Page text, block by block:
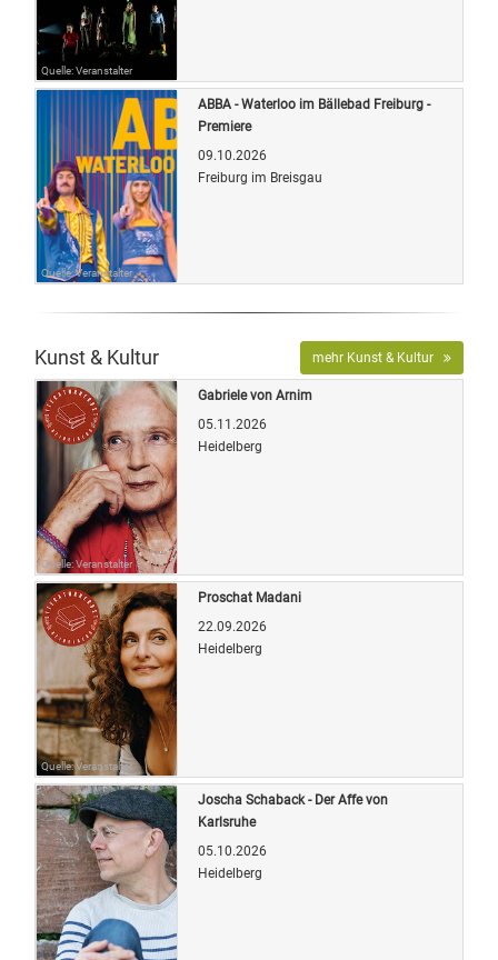
Quelle: Veranstalter
Quelle: Veranstalter
ABBA - Waterloo im Bällebad Freiburg -
Premiere
09.10.2026
Freiburg im Breisgau
Kunst & Kultur mehr Kunst & Kultur
Quelle: Veranstalter
Gabriele von Arnim
05.11.2026
Heidelberg
Quelle: Veranstalter
Proschat Madani
22.09.2026
Heidelberg
Joscha Schaback - Der Affe von
Karlsruhe
05.10.2026
Heidelberg